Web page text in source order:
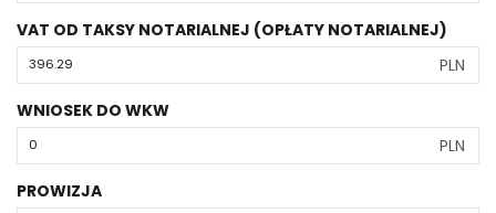
VAT OD TAKSY NOTARIALNEJ (OPŁATY NOTARIALNEJ)
PLN
WNIOSEK DO WKW
PLN
PROWIZJA